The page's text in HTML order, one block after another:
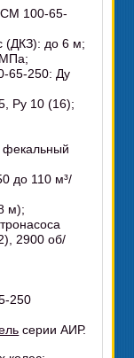
СМ 100-65-
(ДКЗ): до 6 м;
65-250: Ду
Ру 10 (16);
до 110 м³/
м);
2900 об/
250
серии АИР.